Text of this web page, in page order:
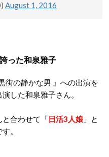
August 1, 2016
った和泉雅子
街の静かな男 』への出演を
した和泉雅子さん。
合わせて「日活3人娘 」と
。